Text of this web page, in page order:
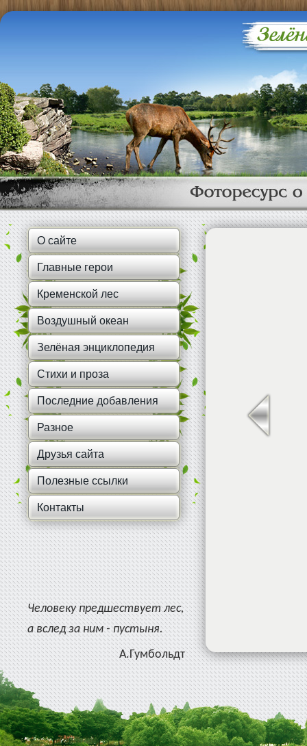
О сайте
Главные герои
Кременской лес
Воздушный океан
Зелёная энциклопедия
Стихи и проза
Последние добавления
Разное
Друзья сайта
Полезные ссылки
Контакты
Человеку предшествует лес,
а вслед за ним - пустыня.
А.Гумбольдт
Фотография "Молодая косуля ."